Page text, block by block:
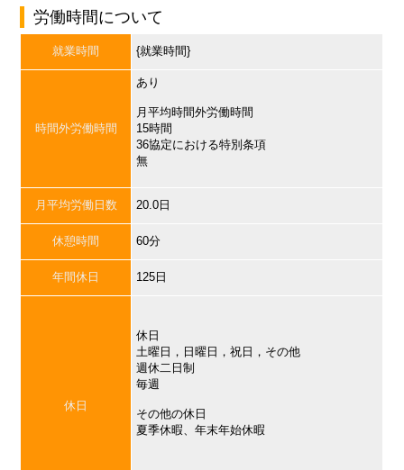
労働時間について
就業時間 {就業時間}
時間外労働時間
あり
月平均時間外労働時間
15時間
36協定における特別条項
無
月平均労働日数 20.0日
休憩時間 60分
年間休日 125日
休日
休日
土曜日，日曜日，祝日，その他
週休二日制
毎週
その他の休日
夏季休暇、年末年始休暇